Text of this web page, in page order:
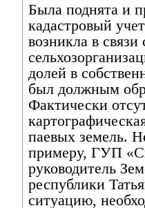
Была поднята и
кадастровый
возникла в
долей в
был должным
Фактически
паевых земель.
примеру, ГУП
руководитель
республики
ситуацию,